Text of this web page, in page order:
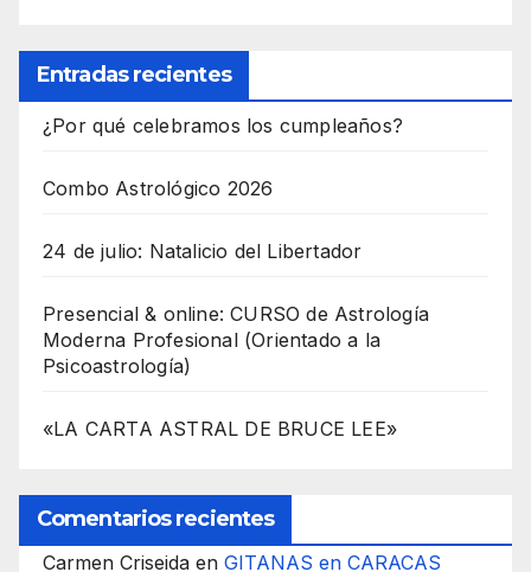
Entradas recientes
¿Por qué celebramos los cumpleaños?
Combo Astrológico 2026
24 de julio: Natalicio del Libertador
Presencial & online: CURSO de Astrología
Moderna Profesional (Orientado a la
Psicoastrología)
«LA CARTA ASTRAL DE BRUCE LEE»
Comentarios recientes
Carmen Criseida en GITANAS en CARACAS